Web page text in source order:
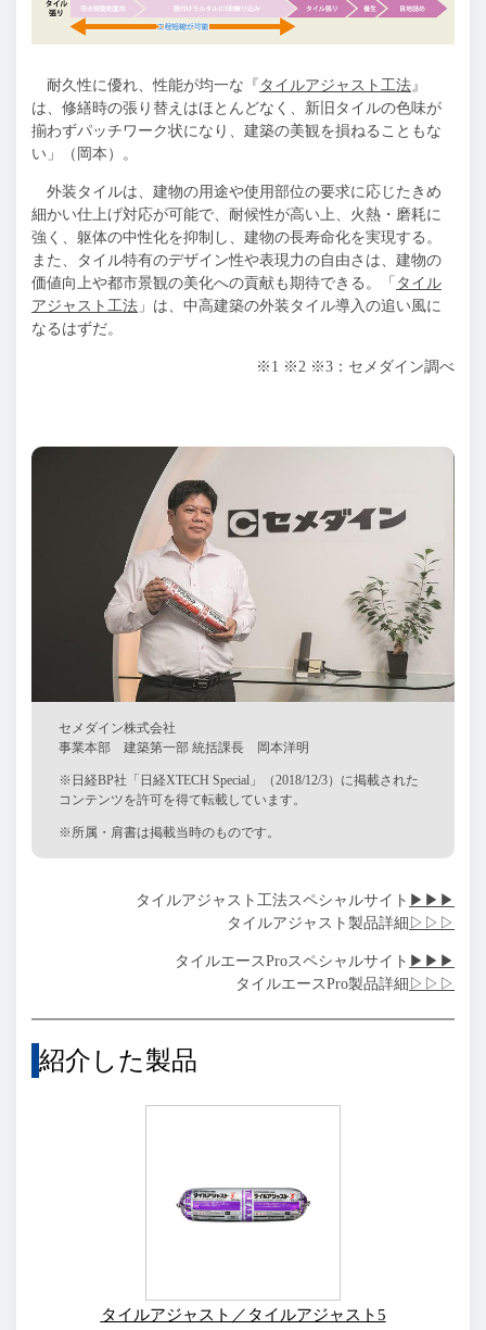
耐久性に優れ、性能が均一な『 タイルアジャスト工法』
は、修繕時の張り替えはほとんどなく、新旧タイルの色味が
揃わずパッチワーク状になり、建築の美観を損ねることもな
い」（岡本）。
外装タイルは、建物の用途や使用部位の要求に応じたきめ
細かい仕上げ対応が可能で、耐候性が高い上、火熱・磨耗に
強く、躯体の中性化を抑制し、建物の長寿命化を実現する。
また、タイル特有のデザイン性や表現力の自由さは、建物の
価値向上や都市景観の美化への貢献も期待できる。「 タイル
アジャスト工法 」は、中高建築の外装タイル導入の追い風に
なるはずだ。
※1 ※2 ※3：セメダイン調べ
セメダイン株式会社
事業本部 建築第一部 統括課長 岡本洋明
※日経BP社「日経XTECH Special」（2018/12/3）に掲載された
コンテンツを許可を得て転載しています。
※所属・肩書は掲載当時のものです。
タイルアジャスト工法スペシャルサイト ▶▶▶
タイルアジャスト製品詳細 ▷▷▷
タイルエースProスペシャルサイト ▶▶▶
タイルエースPro製品詳細 ▷▷▷
紹介した製品
タイルアジャスト／タイルアジャスト5